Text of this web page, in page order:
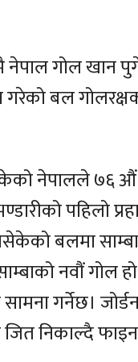
गोल खान
गरेको बल
नेपालले ७६ औं
पहिलो
बलमा
नवौं गोल
गर्नेछ।
जित निकाल्दै